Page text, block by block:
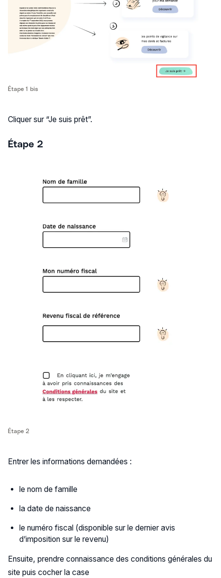
Étape 1 bis
Cliquer sur “Je suis prêt”.
Étape 2
Étape 2
Entrer les informations demandées :
le nom de famille
la date de naissance
le numéro fiscal (disponible sur le dernier avis
d’imposition sur le revenu)
Ensuite, prendre connaissance des conditions générales du
site puis cocher la case